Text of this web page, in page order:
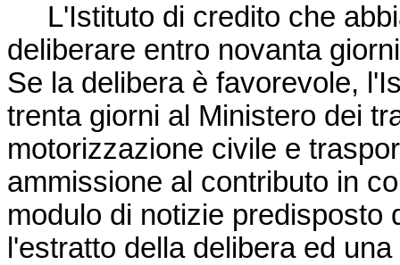
L'Istituto di credito che
deliberare entro novanta
Se la delibera è favorevole,
trenta giorni al Ministero dei
motorizzazione civile e
ammissione al contributo in
modulo di notizie predisposto
l'estratto della delibera ed